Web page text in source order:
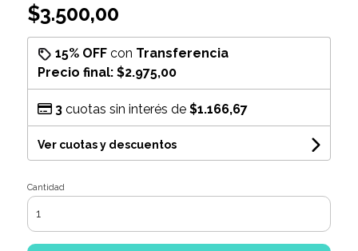
$3.500,00
15% OFFcon Transferencia
Precio final: $2.975,00
3cuotas sin interés de $1.166,67
Ver cuotas y descuentos
Cantidad